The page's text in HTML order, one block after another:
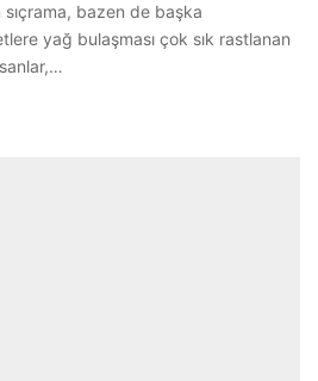
bazen de başka
yağ bulaşması çok sık rastlanan